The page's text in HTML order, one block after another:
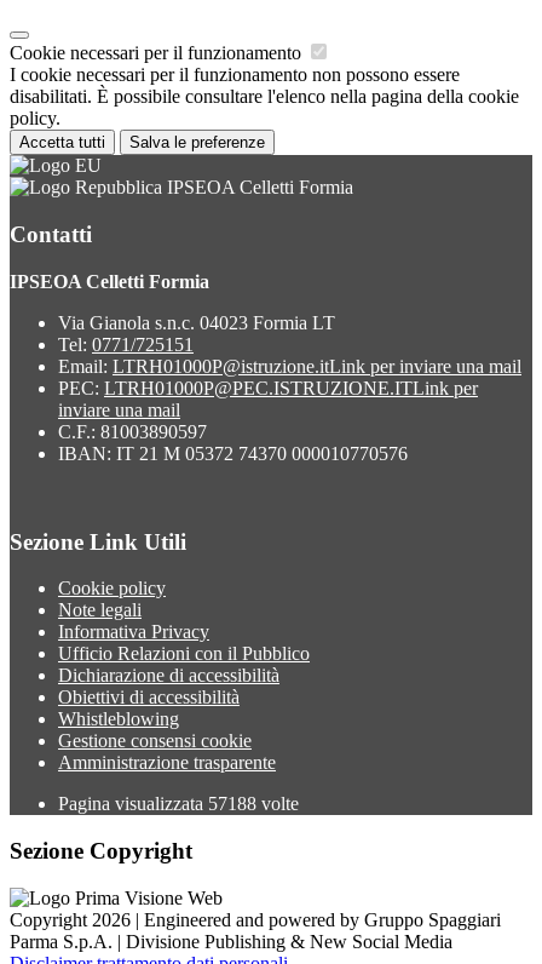
Cookie necessari per il funzionamento
I cookie necessari per il funzionamento non possono essere
disabilitati. È possibile consultare l'elenco nella pagina della cookie
policy.
Accetta tutti Salva le preferenze
IPSEOA Celletti Formia
Contatti
IPSEOA Celletti Formia
Via Gianola s.n.c. 04023 Formia LT
Tel: 0771/725151
Email: LTRH01000P@istruzione.itLink per inviare una mail
PEC: LTRH01000P@PEC.ISTRUZIONE.ITLink per
inviare una mail
C.F.: 81003890597
IBAN: IT 21 M 05372 74370 000010770576
Sezione Link Utili
Cookie policy
Note legali
Informativa Privacy
Ufficio Relazioni con il Pubblico
Dichiarazione di accessibilità
Obiettivi di accessibilità
Whistleblowing
Gestione consensi cookie
Amministrazione trasparente
Pagina visualizzata 57188 volte
Sezione Copyright
Copyright 2026 | Engineered and powered by Gruppo Spaggiari
Parma S.p.A. | Divisione Publishing & New Social Media